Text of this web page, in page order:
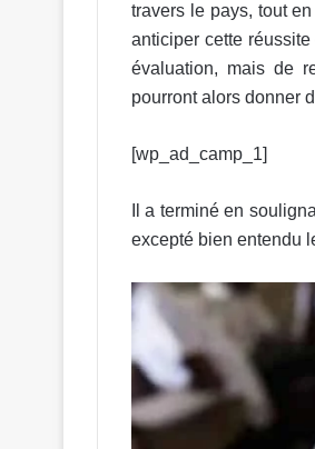
travers le pays, tout
anticiper cette
évaluation, mais de
pourront alors donner
[wp_ad_camp_1]
Il a terminé en
excepté bien entendu